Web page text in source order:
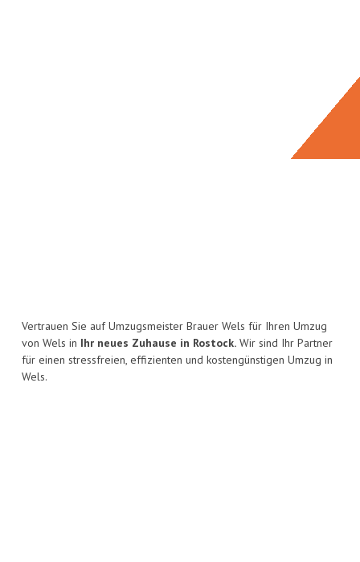
Vertrauen Sie auf Umzugsmeister Brauer Wels für Ihren Umzug
von Wels in Ihr neues Zuhause in Rostock. Wir sind Ihr Partner
für einen stressfreien, effizienten und kostengünstigen Umzug in
Wels.